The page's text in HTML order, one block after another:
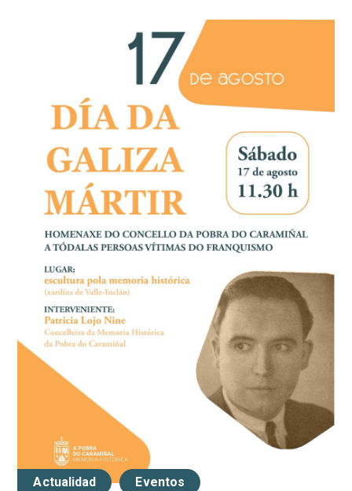
Actualidad Eventos